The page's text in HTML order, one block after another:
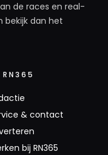
de races en real-
bekijk dan het
RN365
& contact
bij RN365